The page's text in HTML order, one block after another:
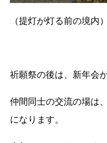
（提灯が灯る前の境内）
祈願祭の後は、新年会
仲間同士の交流の場は
になります。